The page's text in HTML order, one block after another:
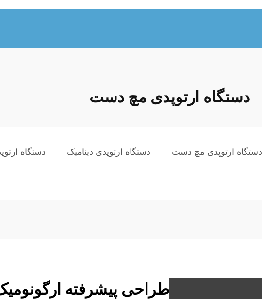
دستگاه ارتوپدی مچ دست
دستگاه ارتوپدی مچ دست دستگاه ارتوپدی دینامیک دستگاه
طراحی پیشرفته